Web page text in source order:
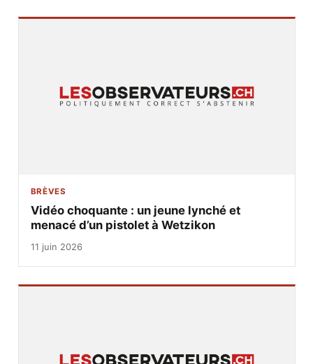
BRÈVES
Vidéo choquante : un jeune lynché et
menacé d’un pistolet à Wetzikon
11 juin 2026